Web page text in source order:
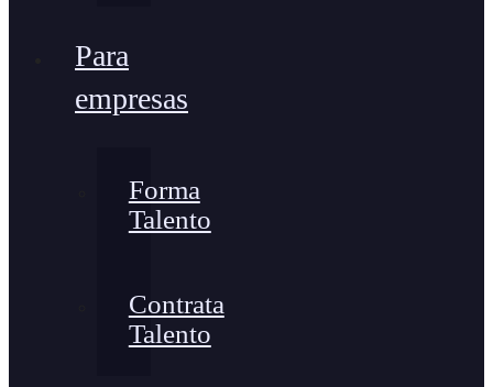
Para
empresas
Forma
Talento
Contrata
Talento